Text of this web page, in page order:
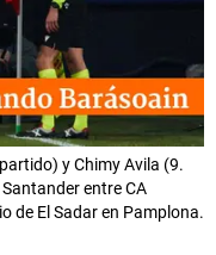
y Chimy Avila (9.
entre CA
de El Sadar en Pamplona.